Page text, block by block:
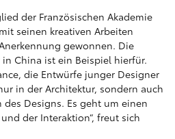
der Französischen Akademie
seinen kreativen Arbeiten
gewonnen. Die
in China ist ein Beispiel hierfür.
die Entwürfe junger Designer
in der Architektur, sondern auch
Designs. Es geht um einen
der Interaktion“, freut sich